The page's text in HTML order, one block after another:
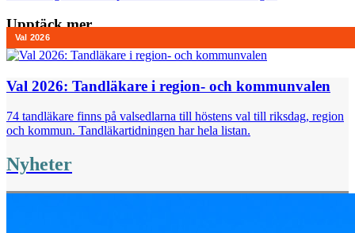
Upptäck mer
Val 2026: Tandläkare i region- och kommunvalen
74 tandläkare finns på valsedlarna till höstens val till riksdag, region
och kommun. Tandläkartidningen har hela listan.
Nyheter